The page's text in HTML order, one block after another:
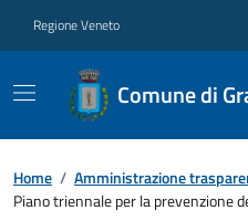
Regione Veneto
Comune di
Home / Amministrazione
Piano triennale per la prevenzione